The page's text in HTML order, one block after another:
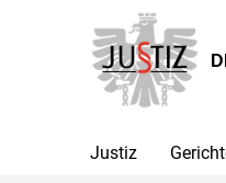
Hauptnavigation
[1]
Inhalt
[2]
Untermenü
[3]
Justiz